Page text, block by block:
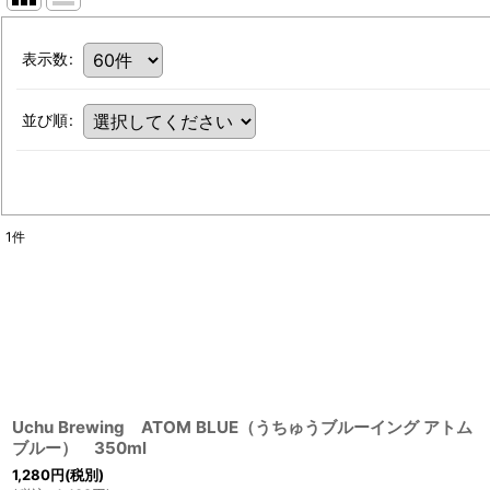
表示数:
並び順:
1件
Uchu Brewing ATOM BLUE（うちゅうブルーイング アトム
ブルー） 350ml
1,280円(税別)